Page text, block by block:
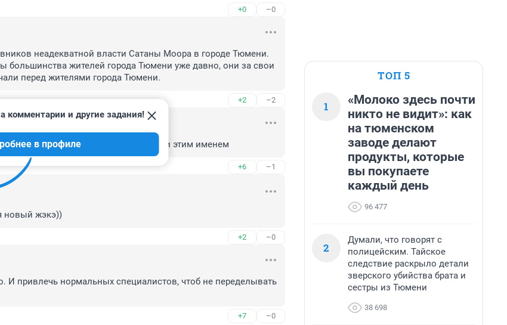
+0 –0
неадекватной власти Сатаны Моора в городе Тюмени.
большинства жителей города Тюмени уже давно, они за свои
перед жителями города Тюмени.
+2 –2
счет восстановят, раз свой жк назвали этим именем
+6 –1
комментарии и другие задания!
в профиле
новый жэкэ))
+2 –0
И привлечь нормальных специалистов, чтоб не переделывать
+7 –0
ТОП 5
1
«Молоко здесь почти
никто не видит»: как
на тюменском
заводе делают
продукты, которые
вы покупаете
каждый день
96 477
2
Думали, что говорят с
полицейским. Тайское
следствие раскрыло детали
зверского убийства брата и
сестры из Тюмени
38 698